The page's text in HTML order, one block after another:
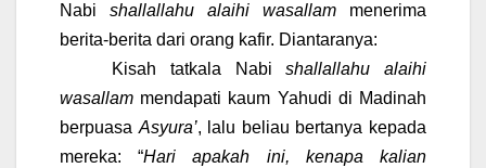
Nabi shallallahu alaihi wasallam menerima
berita-berita dari orang kafir. Diantaranya:
Kisah tatkala Nabishallallahu alaihi
wasallam mendapati kaum Yahudi di Madinah
berpuasa Asyura’, lalu beliau bertanya kepada
mereka: “Hari apakah ini, kenapa kalian